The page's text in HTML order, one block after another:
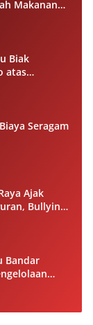
Makanan
Biak
atas
Boswesen
Seragam
Ajak
Bullying
Bandar